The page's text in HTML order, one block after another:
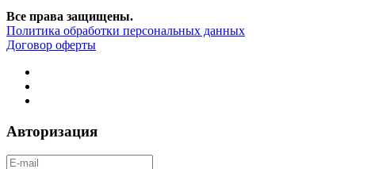
Все права защищены.
Политика обработки персональных данных
Договор оферты
Авторизация